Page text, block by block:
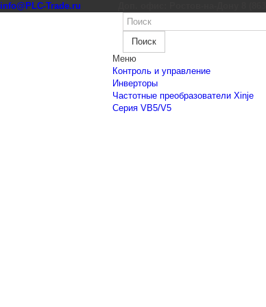
info@PLC-Trade.ru
Поиск
Меню
Контроль и управление
Инверторы
Частотные преобразователи Xinje
Cерия VB5/V5